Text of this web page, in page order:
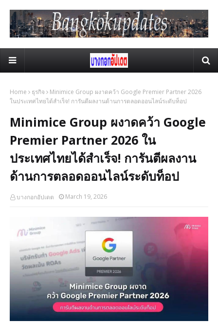
Home ธุรกิจ
Minimice Group ผงาดคว้า Google Premier Partner 2026
ในประเทศไทยได้สำเร็จ! การันตีผลงานด้านการตลอดออนไลน์ระดับท็อป
Minimice Group ผงาดคว้า Google
Premier Partner 2026 ใน
ประเทศไทยได้สำเร็จ! การันตีผลงาน
ด้านการตลอดออนไลน์ระดับท็อป
บางกอกอัปเดต March 19, 2026